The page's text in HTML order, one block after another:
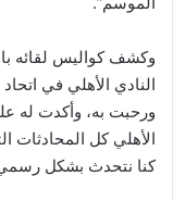
وكشف كواليس لقائه
النادي الأهلي في
ورحبت به، وأكدت له
الأهلي كل المحادثات
كنا نتحدث بشكل